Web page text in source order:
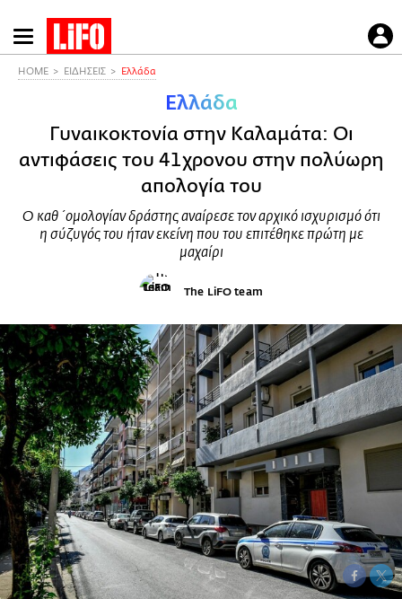
Παράκαμψη
προς
HOME ΕΙΔΗΣΕΙΣ Ελλάδα
Ελλάδα
Γυναικοκτονία στην Καλαμάτα: Οι
αντιφάσεις του 41χρονου στην πολύωρη
απολογία του
Ο καθ΄ομολογίαν δράστης αναίρεσε τον αρχικό ισχυρισμό ότι
η σύζυγός του ήταν εκείνη που του επιτέθηκε πρώτη με
μαχαίρι
The LiFO team